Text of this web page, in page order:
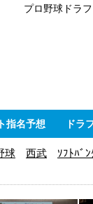
プロ野球ドラ
指名予想 ドラ
球 西武 ｿﾌﾄﾊﾞﾝ